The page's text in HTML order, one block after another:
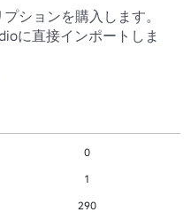
ションを購入します。
に直接インポートしま
0
1
290